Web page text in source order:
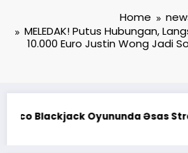
Home
MELEDAK! Putus Hubungan,
10.000 Euro Justin Wong Jadi
Balansı – BetAz Oyununa İcmal
XII Gelar Ziarah Rombongan